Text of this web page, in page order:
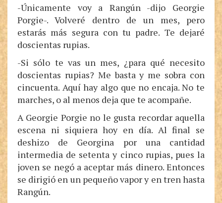
-Únicamente voy a Rangún -dijo Georgie
Porgie-. Volveré dentro de un mes, pero
estarás más segura con tu padre. Te dejaré
doscientas rupias.
-Si sólo te vas un mes, ¿para qué necesito
doscientas rupias? Me basta y me sobra con
cincuenta. Aquí hay algo que no encaja. No te
marches, o al menos deja que te acompañe.
A Georgie Porgie no le gusta recordar aquella
escena ni siquiera hoy en día. Al final se
deshizo de Georgina por una cantidad
intermedia de setenta y cinco rupias, pues la
joven se negó a aceptar más dinero. Entonces
se dirigió en un pequeño vapor y en tren hasta
Rangún.